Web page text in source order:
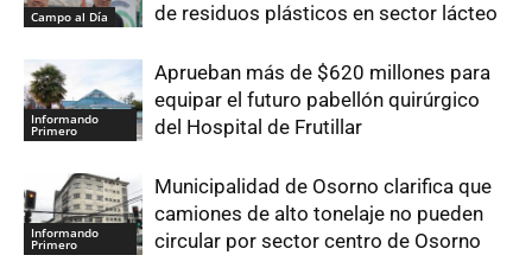
Campo al Día
de residuos plásticos en sector lácteo
Informando
Primero
Aprueban más de $620 millones para
equipar el futuro pabellón quirúrgico
del Hospital de Frutillar
Informando
Primero
Municipalidad de Osorno clarifica que
camiones de alto tonelaje no pueden
circular por sector centro de Osorno